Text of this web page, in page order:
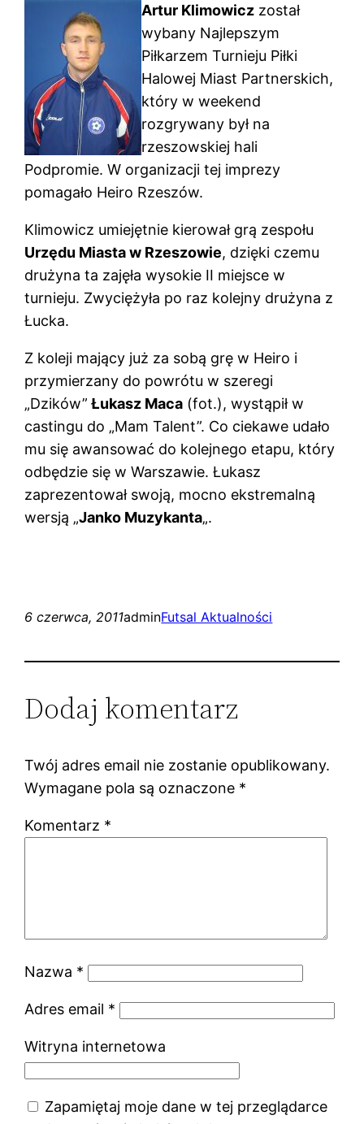
Artur Klimowicz został
wybany Najlepszym
Piłkarzem Turnieju Piłki
Halowej Miast Partnerskich,
który w weekend
rozgrywany był na
rzeszowskiej hali
Podpromie. W organizacji tej imprezy
pomagało Heiro Rzeszów.
Klimowicz umiejętnie kierował grą zespołu
Urzędu Miasta w Rzeszowie, dzięki czemu
drużyna ta zajęła wysokie II miejsce w
turnieju. Zwyciężyła po raz kolejny drużyna z
Łucka.
Z koleji mający już za sobą grę w Heiro i
przymierzany do powrótu w szeregi
„Dzików” Łukasz Maca (fot.), wystąpił w
castingu do „Mam Talent”. Co ciekawe udało
mu się awansować do kolejnego etapu, który
odbędzie się w Warszawie. Łukasz
zaprezentował swoją, mocno ekstremalną
wersją „Janko Muzykanta„.
6 czerwca, 2011adminFutsal Aktualności
Dodaj komentarz
Twój adres email nie zostanie opublikowany.
Wymagane pola są oznaczone *
Komentarz *
Nazwa *
Adres email *
Witryna internetowa
Zapamiętaj moje dane w tej przeglądarce